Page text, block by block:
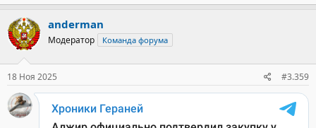
anderman
Модератор Команда форума
18 Ноя 2025 #3.359